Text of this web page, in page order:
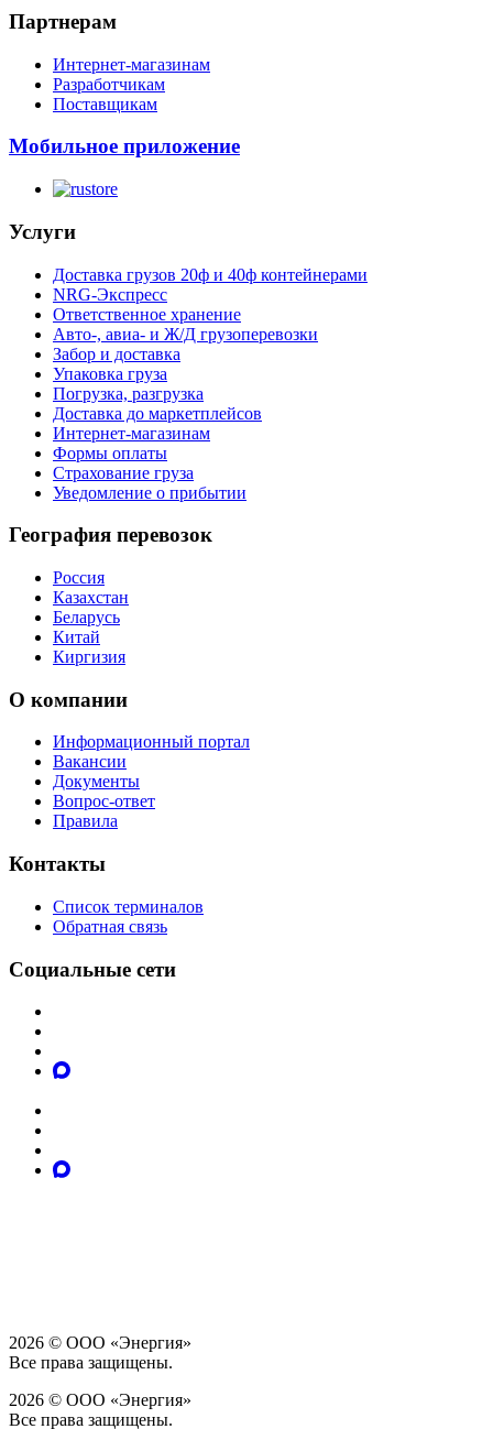
Партнерам
Интернет-магазинам
Разработчикам
Поставщикам
Мобильное приложение
Услуги
Доставка грузов 20ф и 40ф контейнерами
NRG-Экспресс
Ответственное хранение
Авто-, авиа- и Ж/Д грузоперевозки
Забор и доставка
Упаковка груза
Погрузка, разгрузка
Доставка до маркетплейсов
Интернет-магазинам
Формы оплаты
Страхование груза
Уведомление о прибытии
География перевозок
Россия
Казахстан
Беларусь
Китай
Киргизия
О компании
Информационный портал
Вакансии
Документы
Вопрос-ответ
Правила
Контакты
Список терминалов
Обратная связь
Социальные сети
2026 © ООО «Энергия»
Все права защищены.
2026 © ООО «Энергия»
Все права защищены.